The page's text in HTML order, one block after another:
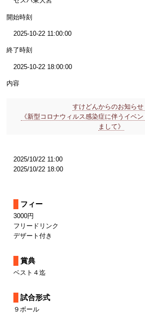
開始時刻
2025-10-22 11:00:00
終了時刻
2025-10-22 18:00:00
内容
すけどんからのお知らせ
《新型コロナウィルス感染症に伴うイベ
まして》
2025/10/22 11:00
2025/10/22 18:00
フィー
3000円
フリードリンク
デザート付き
賞典
ベスト４迄
試合形式
９ボール